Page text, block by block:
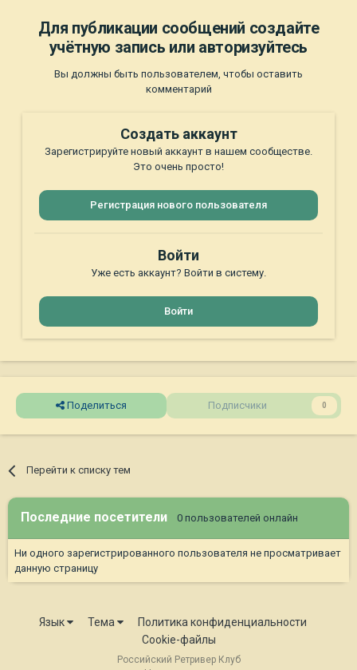
Для публикации сообщений создайте
учётную запись или авторизуйтесь
Вы должны быть пользователем, чтобы оставить
комментарий
Создать аккаунт
Зарегистрируйте новый аккаунт в нашем сообществе.
Это очень просто!
Регистрация нового пользователя
Войти
Уже есть аккаунт? Войти в систему.
Войти
Поделиться Подписчики 0
Перейти к списку тем
Последние посетители 0 пользователей онлайн
Ни одного зарегистрированного пользователя не просматривает
данную страницу
Язык Тема
Политика конфиденциальности
Cookie-файлы
Российский Ретривер Клуб